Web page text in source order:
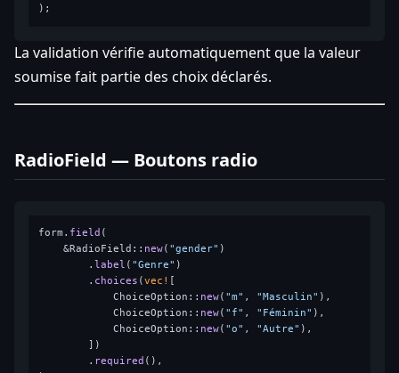
La validation vérifie automatiquement que la valeur
soumise fait partie des choix déclarés.
RadioField — Boutons radio
form. field (
    &RadioField::
new( "gender" )
        .
label ( "Genre" )
        .
choices (vec!
            ChoiceOption::
new( "m" , "Masculin" ),
            ChoiceOption::
new( "f" , "Féminin" ),
            ChoiceOption::
new( "o" , "Autre" ),
        ])
        .
required (),